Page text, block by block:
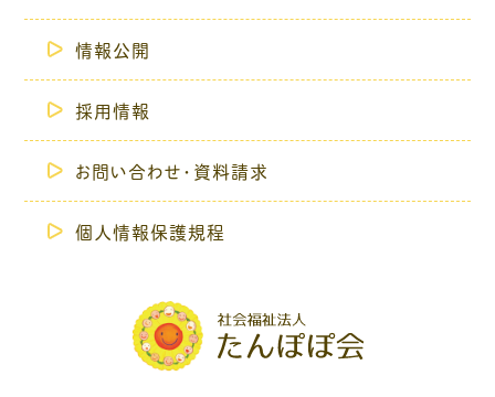
情報公開
採用情報
お問い合わせ・資料請求
個人情報保護規程